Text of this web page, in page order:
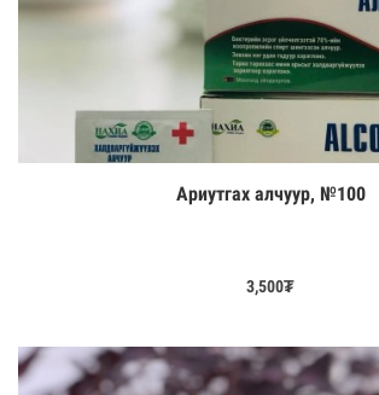
Цааш үзэхАриутгах алчуур, №100
3,500₮